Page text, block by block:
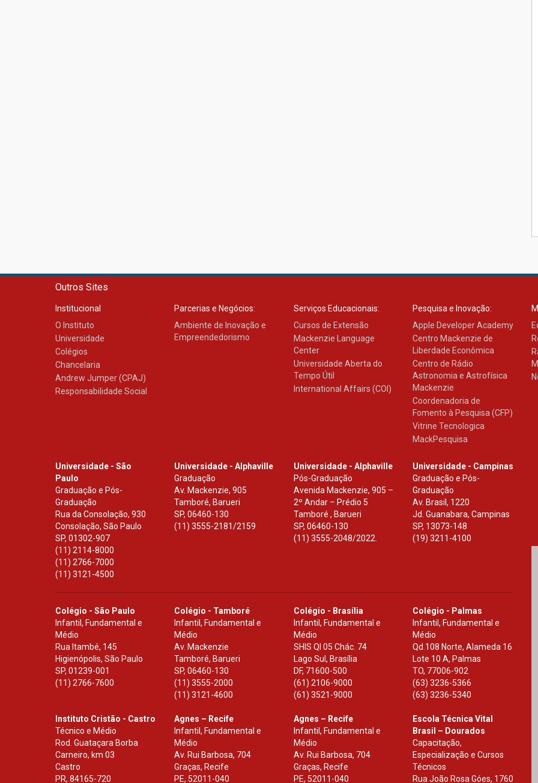
Outros Sites
Institucional
O Instituto
Universidade
Colégios
Chancelaria
Andrew Jumper (CPAJ)
Responsabilidade Social
Parcerias e Negócios:
Ambiente de Inovação e
Empreendedorismo
Serviços Educacionais:
Cursos de Extensão
Mackenzie Language
Center
Universidade Aberta do
Tempo Útil
International Affairs (COI)
Pesquisa e Inovação:
Apple Developer Academy
Centro Mackenzie de
Liberdade Econômica
Centro de Rádio
Astronomia e Astrofísica
Mackenzie
Coordenadoria de
Fomento à Pesquisa (CFP)
Vitrine Tecnologica
MackPesquisa
Universidade - São
Paulo
Graduação e Pós-
Graduação
Rua da Consolação, 930
Consolação, São Paulo
SP, 01302-907
(11) 2114-8000
(11) 2766-7000
(11) 3121-4500
Universidade - Alphaville
Graduação
Av. Mackenzie, 905
Tamboré, Barueri
SP,06460-130
(11) 3555-2181/2159
Universidade - Alphaville
Pós-Graduação
Avenida Mackenzie, 905 –
2º Andar – Prédio 5
Tamboré , Barueri
SP, 06460-130
(11) 3555-2048/2022.
Universidade - Campinas
Graduação e Pós-
Graduação
Av. Brasil, 1220
Jd. Guanabara, Campinas
SP, 13073-148
(19) 3211-4100
Colégio - São Paulo
Infantil, Fundamental e
Médio
Rua Itambé, 145
Higienópolis, São Paulo
SP, 01239-001
(11) 2766-7600
Colégio - Tamboré
Infantil, Fundamental e
Médio
Av. Mackenzie
Tamboré, Barueri
SP,06460-130
(11) 3555-2000
(11) 3121-4600
Colégio - Brasília
Infantil, Fundamental e
Médio
SHIS Ql 05 Chác. 74
Lago Sul, Brasília
DF, 71600-500
(61) 2106-9000
(61) 3521-9000
Colégio - Palmas
Infantil, Fundamental e
Médio
Qd.108 Norte, Alameda 16
Lote 10 A, Palmas
TO, 77006-902
(63) 3236-5366
(63) 3236-5340
Instituto Cristão - Castro
Técnico e Médio
Rod. Guataçara Borba
Carneiro, km 03
Castro
PR, 84165-720
Agnes – Recife
Infantil, Fundamental e
Médio
Av. Rui Barbosa, 704
Graças, Recife
PE, 52011-040
Agnes – Recife
Infantil, Fundamental e
Médio
Av. Rui Barbosa, 704
Graças, Recife
PE, 52011-040
Escola Técnica Vital
Brasil – Dourados
Capacitação,
Especialização e Cursos
Técnicos
Rua João Rosa Góes, 1760